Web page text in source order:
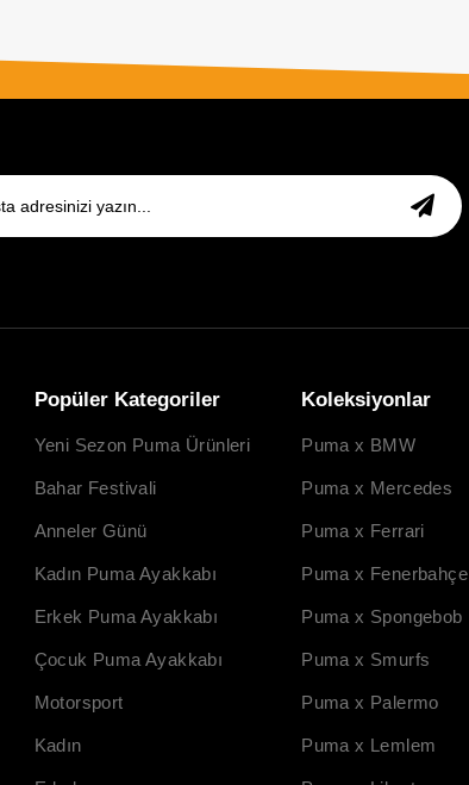
Popüler Kategoriler
Yeni Sezon Puma Ürünleri
Bahar Festivali
Anneler Günü
Kadın Puma Ayakkabı
Erkek Puma Ayakkabı
Çocuk Puma Ayakkabı
Motorsport
Kadın
Koleksiyonlar
Puma x BMW
Puma x Mercedes
Puma x Ferrari
Puma x Fenerbahçe
Puma x Spongebob
Puma x Smurfs
Puma x Palermo
Puma x Lemlem